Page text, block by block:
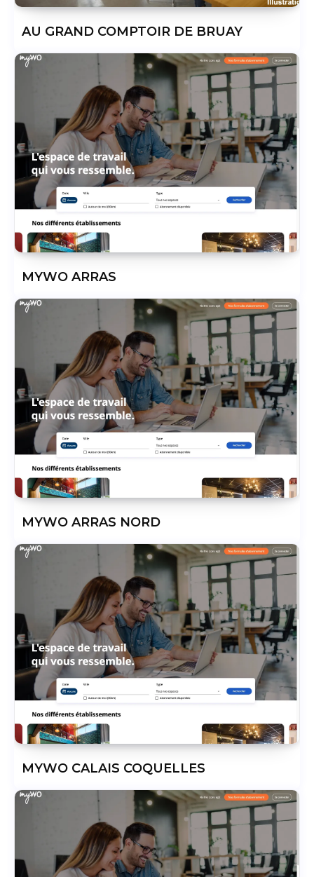
AU GRAND COMPTOIR DE BRUAY
MYWO ARRAS
MYWO ARRAS NORD
MYWO CALAIS COQUELLES